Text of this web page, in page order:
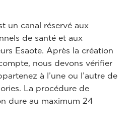
un canal réservé aux
de santé et aux
Esaote. Après la création
nous devons vérifier
à l’une ou l’autre de
La procédure de
dure au maximum 24